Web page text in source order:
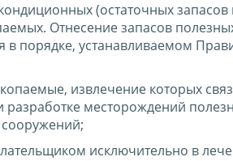
(остаточных
Отнесение запасов
порядке, устанавливаемом
извлечение которых
месторождений
сооружений;
исключительно в